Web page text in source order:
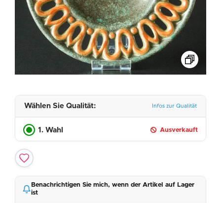
Wählen Sie Qualität: Infos zur Qualität
1. Wahl Ausverkauft
Benachrichtigen Sie mich, wenn der Artikel auf Lager
ist